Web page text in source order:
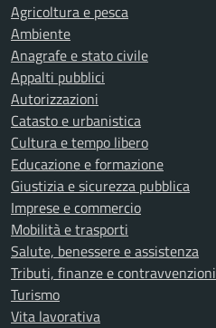
Agricoltura e pesca
Ambiente
Anagrafe e stato civile
Appalti pubblici
Autorizzazioni
Catasto e urbanistica
Cultura e tempo libero
Educazione e formazione
Giustizia e sicurezza pubblica
Imprese e commercio
Mobilità e trasporti
Salute, benessere e assistenza
Tributi, finanze e contravvenzioni
Turismo
Vita lavorativa